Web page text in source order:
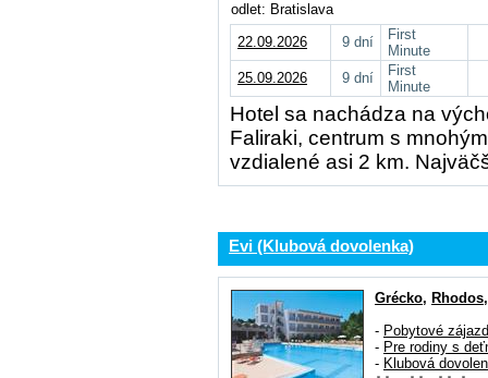
odlet: Bratislava
22.09.2026
9 dní
First
Minute
25.09.2026
9 dní
First
Minute
Hotel sa nachádza na
Faliraki, centrum s
vzdialené asi 2 km.
Evi (Klubová dovolenka)
Grécko, Rhodos
- Pobytové
- Pre rodiny s
- Klubová